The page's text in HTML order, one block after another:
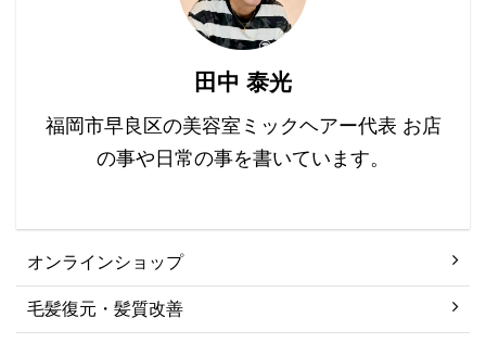
「COTA」なのか？ とい
うことなんですけど、 ヘ
アケアに関しての一般の
方の需要というのが 「修
復」と「質感」だと思う
わけです。 修復と ...
田中 泰光
福岡市早良区の美容室ミックヘアー代表 お店
の事や日常の事を書いています。
オンラインショップ
毛髪復元・髪質改善